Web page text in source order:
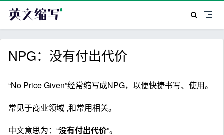
NPG：没有付出代价
“No Price Given”经常缩写成NPG，以便快捷书写、使用。
常见于商业领域 ,和常用相关。
中文意思为：“没有付出代价”。